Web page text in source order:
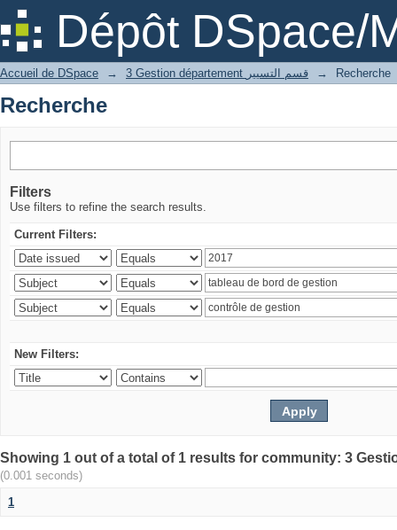
Dépôt DSpace/
Recherche
Accueil de DSpace → 3 Gestion département قسم التسيير → Recherche
Recherche
Filters
Use filters to refine the search results.
Current Filters:
New Filters:
(0.001 seconds)
1